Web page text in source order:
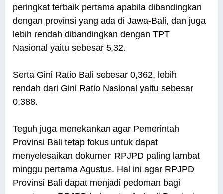
peringkat terbaik pertama apabila dibandingkan
dengan provinsi yang ada di Jawa-Bali, dan juga
lebih rendah dibandingkan dengan TPT
Nasional yaitu sebesar 5,32.
Serta Gini Ratio Bali sebesar 0,362, lebih
rendah dari Gini Ratio Nasional yaitu sebesar
0,388.
Teguh juga menekankan agar Pemerintah
Provinsi Bali tetap fokus untuk dapat
menyelesaikan dokumen RPJPD paling lambat
minggu pertama Agustus. Hal ini agar RPJPD
Provinsi Bali dapat menjadi pedoman bagi